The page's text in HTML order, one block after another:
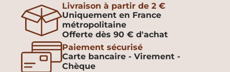
Livraison à partir de 2 €
Uniquement en France
métropolitaine
Offerte dès 90 € d'achat
Paiement sécurisé
Carte bancaire - Virement -
Chèque